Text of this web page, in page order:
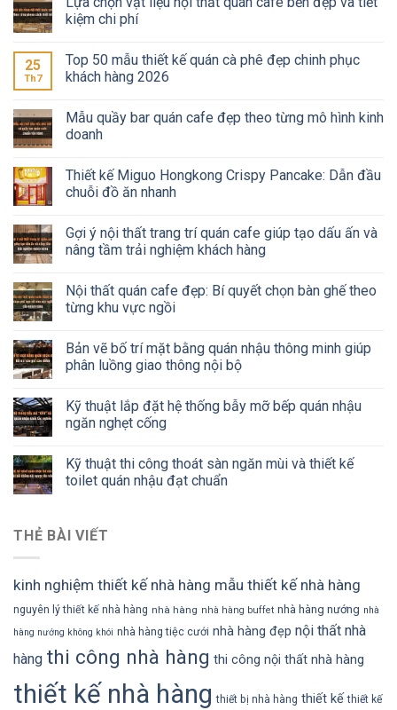
kiệm chi phí
25
Th7
Top 50 mẫu thiết kế quán cà phê đẹp chinh phục
khách hàng 2026
Mẫu quầy bar quán cafe đẹp theo từng mô hình kinh
doanh
Thiết kế Miguo Hongkong Crispy Pancake: Dẫn đầu
chuỗi đồ ăn nhanh
Gợi ý nội thất trang trí quán cafe giúp tạo dấu ấn và
nâng tầm trải nghiệm khách hàng
Nội thất quán cafe đẹp: Bí quyết chọn bàn ghế theo
từng khu vực ngồi
Bản vẽ bố trí mặt bằng quán nhậu thông minh giúp
phân luồng giao thông nội bộ
Kỹ thuật lắp đặt hệ thống bẫy mỡ bếp quán nhậu
ngăn nghẹt cống
Kỹ thuật thi công thoát sàn ngăn mùi và thiết kế
toilet quán nhậu đạt chuẩn
THẺ BÀI VIẾT
kinh nghiệm thiết kế nhà hàng mẫu thiết kế nhà hàng
nguyên lý thiết kế nhà hàng nhà hàng nhà hàng buffet nhà hàng nướng nhà
hàng nướng không khói nhà hàng tiệc cưới nhà hàng đẹp nội thất nhà
hàng thi công nhà hàng thi công nội thất nhà hàng
thiết kế nhà hàng thiết bị nhà hàng thiết kế thiết kế